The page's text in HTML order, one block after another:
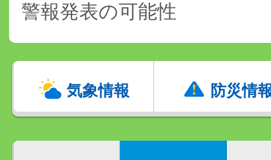
警報発表の可能性
気象情報 防災情